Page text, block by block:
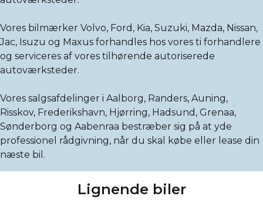
Vores bilmærker Volvo, Ford, Kia, Suzuki, Mazda, Nissan,
Jac, Isuzu og Maxus forhandles hos vores ti forhandlere
og serviceres af vores tilhørende autoriserede
autoværksteder.
Vores salgsafdelinger i Aalborg, Randers, Auning,
Risskov, Frederikshavn, Hjørring, Hadsund, Grenaa,
Sønderborg og Aabenraa bestræber sig på at yde
professionel rådgivning, når du skal købe eller lease din
næste bil.
Lignende biler